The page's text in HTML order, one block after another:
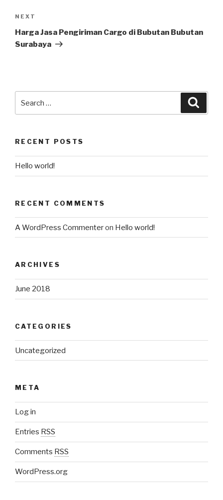
NEXT
Harga Jasa Pengiriman Cargo di Bubutan Bubutan
Surabaya
RECENT POSTS
Hello world!
RECENT COMMENTS
A WordPress Commenteron Hello world!
ARCHIVES
June 2018
CATEGORIES
Uncategorized
META
Log in
Entries RSS
Comments RSS
WordPress.org